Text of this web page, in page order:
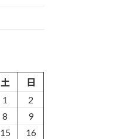
土
日
1
2
8
9
15
16